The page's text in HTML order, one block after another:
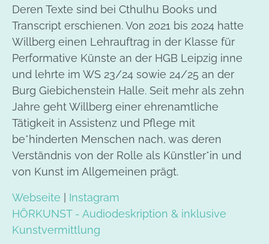
Deren Texte sind bei Cthulhu Books und
Transcript erschienen. Von 2021 bis 2024 hatte
Willberg einen Lehrauftrag in der Klasse für
Performative Künste an der HGB Leipzig inne
und lehrte im WS 23/24 sowie 24/25 an der
Burg Giebichenstein Halle. Seit mehr als zehn
Jahre geht Willberg einer ehrenamtliche
Tätigkeit in Assistenz und Pflege mit
be*hinderten Menschen nach, was deren
Verständnis von der Rolle als Künstler*in und
von Kunst im Allgemeinen prägt.
Webseite | Instagram
HÖRKUNST - Audiodeskription & inklusive
Kunstvermittlung